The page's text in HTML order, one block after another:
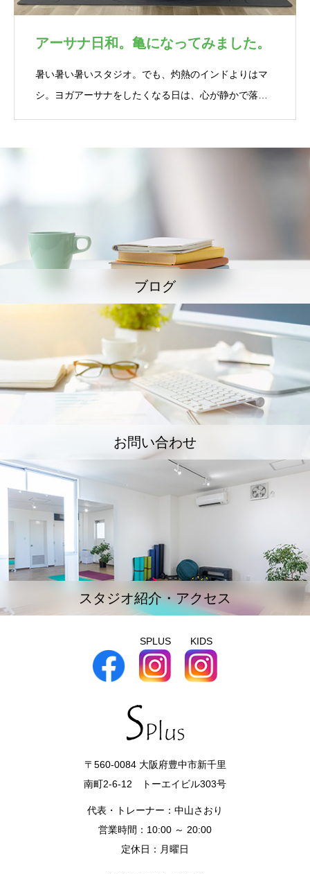
アーサナ日和。亀になってみました。
暑い暑い暑いスタジオ。でも、灼熱のインドよりはマ
シ。ヨガアーサナをしたくなる日は、心が静かで落…
ブログ
お問い合わせ
スタジオ紹介・アクセス
SPLUS KIDS
〒560-0084 大阪府豊中市新千里
南町2-6-12 トーエイビル303号
代表・トレーナー：中山さおり
営業時間：10:00 ～ 20:00
定休日：月曜日